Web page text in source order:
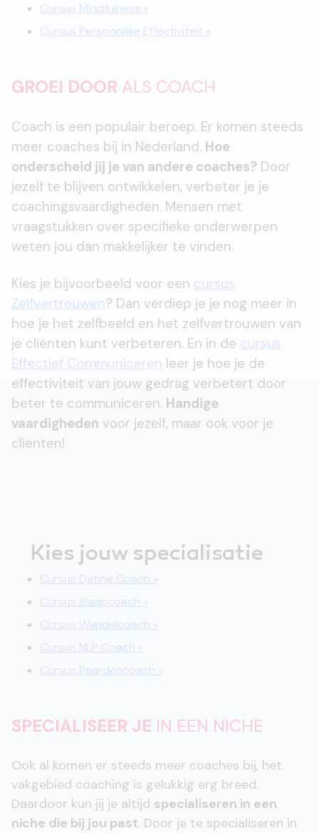
Cursus Mindfulness »
Cursus Persoonlijke Effectiviteit »
GROEI DOOR ALS COACH
Coach is een populair beroep. Er komen steeds
meer coaches bij in Nederland. Hoe
onderscheid jij je van andere coaches? Door
jezelf te blijven ontwikkelen, verbeter je je
coachingsvaardigheden. Mensen met
vraagstukken over specifieke onderwerpen
weten jou dan makkelijker te vinden.
Kies je bijvoorbeeld voor een cursus
Zelfvertrouwen? Dan verdiep je je nog meer in
hoe je het zelfbeeld en het zelfvertrouwen van
je cliënten kunt verbeteren. En in de cursus
Effectief Communiceren leer je hoe je de
effectiviteit van jouw gedrag verbetert door
beter te communiceren. Handige
vaardigheden voor jezelf, maar ook voor je
cliënten!
Kies jouw specialisatie
Cursus Dating Coach »
Cursus Slaapcoach »
Cursus Wandelcoach »
Cursus NLP Coach »
Cursus Paardencoach »
SPECIALISEER JE IN EEN NICHE
Ook al komen er steeds meer coaches bij, het
vakgebied coaching is gelukkig erg breed.
Daardoor kun jij je altijd specialiseren in een
niche die bij jou past. Door je te specialiseren in